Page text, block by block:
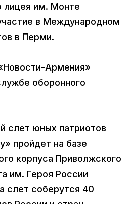
лицея им. Монте
в Международном
в Перми.
Армения»
оборонного
слет юных патриотов
пройдет на базе
корпуса Приволжского
им. Героя России
слет соберутся 40